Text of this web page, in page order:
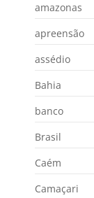
amazonas
apreensão
assédio
Bahia
banco
Brasil
Caém
Camaçari